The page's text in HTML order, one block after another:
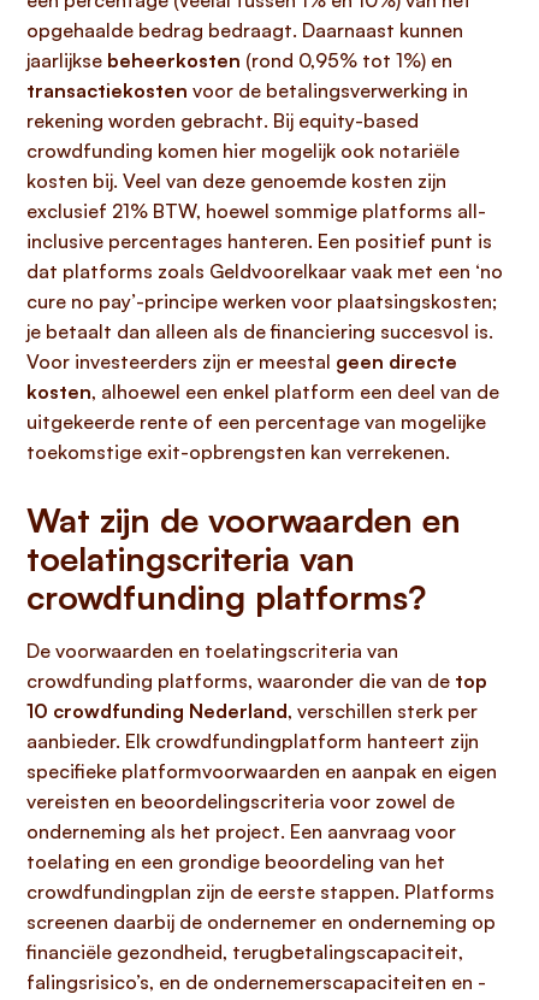
opgehaalde bedrag bedraagt. Daarnaast kunnen
jaarlijkse beheerkosten (rond 0,95% tot 1%) en
transactiekosten voor de betalingsverwerking in
rekening worden gebracht. Bij equity-based
crowdfunding komen hier mogelijk ook notariële
kosten bij. Veel van deze genoemde kosten zijn
exclusief 21% BTW, hoewel sommige platforms all-
inclusive percentages hanteren. Een positief punt is
dat platforms zoals Geldvoorelkaar vaak met een ‘no
cure no pay’-principe werken voor plaatsingskosten;
je betaalt dan alleen als de financiering succesvol is.
Voor investeerders zijn er meestal geen directe
kosten, alhoewel een enkel platform een deel van de
uitgekeerde rente of een percentage van mogelijke
toekomstige exit-opbrengsten kan verrekenen.
Wat zijn de voorwaarden en
toelatingscriteria van
crowdfunding platforms?
De voorwaarden en toelatingscriteria van
crowdfunding platforms, waaronder die van de top
10 crowdfunding Nederland, verschillen sterk per
aanbieder. Elk crowdfundingplatform hanteert zijn
specifieke platformvoorwaarden en aanpak en eigen
vereisten en beoordelingscriteria voor zowel de
onderneming als het project. Een aanvraag voor
toelating en een grondige beoordeling van het
crowdfundingplan zijn de eerste stappen. Platforms
screenen daarbij de ondernemer en onderneming op
financiële gezondheid, terugbetalingscapaciteit,
falingsrisico’s, en de ondernemerscapaciteiten en -